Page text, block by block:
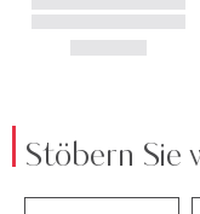
Stöbern Sie